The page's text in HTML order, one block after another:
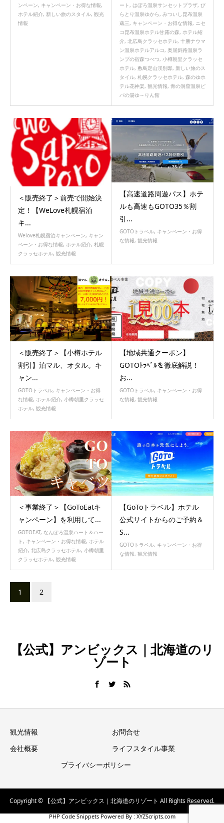
ンペーン, キャンペーン・お得な情報,
ホテル紹介, 新しい旅のスタイル, 観光
情報
ート , はぼろ温泉サンセットプラザ, び
らとり温泉ゆから, みついし昆布温泉
蔵三, キャンペーン・お得な情報, ニセ
コ昆布温泉ホテル甘露の森, ホテル紹
介, 北広島クラッセホテル, 十勝ナウマ
ン温泉ホテルアルコ , 奥屈斜路温泉ラ
ンプの宿森つべつ, 小樽朝里クラッセ
ホテル, 敷島定山渓別邸, 新しい旅のス
タイル, 札幌クラッセホテル, 森のゆホ
テル花神楽, 観光情報, 青の洞窟温泉ピ
パの湯ゆ～りん館
＜販売終了＞前売で開始決
定！【WeLove札幌宿泊
キ...
Welove札幌宿泊キャンペーン, キャン
ペーン・お得な情報, ホテル紹介, 札幌
クラッセホテル, 観光情報
【高速道路周遊パス】ホテ
ルも高速もGOTO35％割
引...
GOTOトラベル, キャンペーン・お得
な情報, 観光情報
＜販売終了＞【小樽ホテル
割引】泊マル、オタル。キ
ャン...
GOTOトラベル, キャンペーン・お得
な情報, ホテル紹介, 小樽朝里クラッセ
ホテル, 観光情報
【地域共通クーポン】
GOTOﾄﾗﾍﾞﾙを徹底解説！
お...
GOTOトラベル, キャンペーン・お得
な情報, 観光情報
＜事業終了＞【GoToEatキ
ャンペーン】を利用して...
GOTOEAT, なんぽろ温泉ハート＆ハー
ト, キャンペーン・お得な情報, ホテル
紹介, 北広島クラッセホテル, 小樽朝里
クラッセホテル, 観光情報
【GoToトラベル】ホテル
公式サイトからのご予約＆
S...
GOTOトラベル, キャンペーン・お得
な情報, 観光情報
1 2
【公式】アンビックス｜北海道のリ
ゾート
観光情報
お問合せ
会社概要
ライフスタイル事業
プライバシーポリシー
Copyright © 【公式】アンビックス｜北海道のリゾート All Rights Reserved.
PHP Code SnippetsPowered By : XYZScripts.com